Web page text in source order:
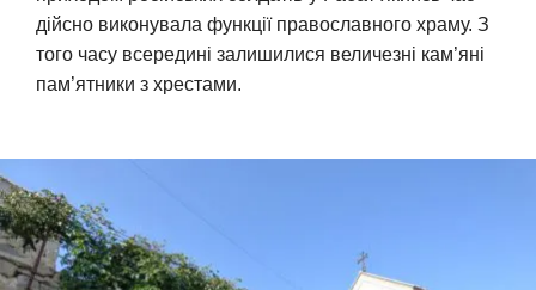
дійсно виконувала функції православного храму. З
того часу всередині залишилися величезні кам’яні
пам’ятники з хрестами.